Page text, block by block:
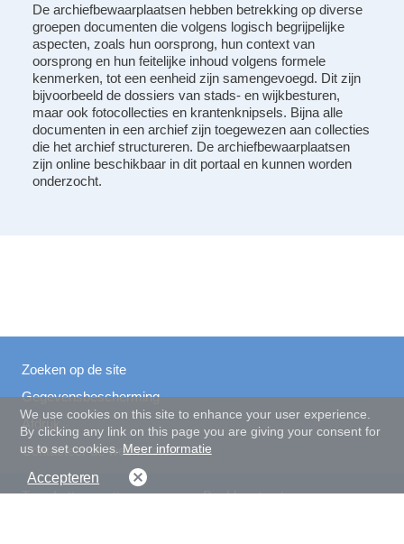
De archiefbewaarplaatsen hebben betrekking op diverse
groepen documenten die volgens logisch begrijpelijke
aspecten, zoals hun oorsprong, hun context van
oorsprong en hun feitelijke inhoud volgens formele
kenmerken, tot een eenheid zijn samengevoegd. Dit zijn
bijvoorbeeld de dossiers van stads- en wijkbesturen,
maar ook fotocollecties en krantenknipsels. Bijna alle
documenten in een archief zijn toegewezen aan collecties
die het archief structureren. De archiefbewaarplaatsen
zijn online beschikbaar in dit portaal en kunnen worden
onderzocht.
Toon Lettergrootte Beeldcontrast
Zoeken op de site
Gegevensbescherming
Afdruk
Contacteer de webmaster
We use cookies on this site to enhance your user experience.
By clicking any link on this page you are giving your consent for
us to set cookies. Meer informatie
Accepteren